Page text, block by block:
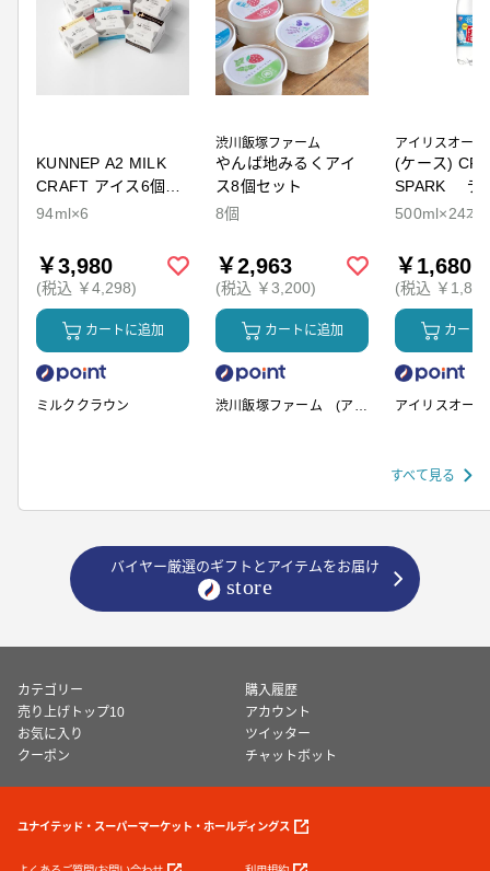
KUNNEP A2 MILK
CRAFT アイス6個セ
ット
94ml×6
￥3,980
(税込 ￥4,298)
カートに追加
ミルククラウン
渋川飯塚ファーム
やんば地みるくアイ
ス8個セット
8個
￥2,963
(税込 ￥3,200)
カートに追加
渋川飯塚ファーム (アイ
アイリスオーヤ
(ケース)
SPARK ラ
500ml×24本
￥1,680
(税込 ￥
カート
アイリスオー
すべて見る
バイヤー厳選のギフトとアイテムをお届け
カテゴリー
購入履歴
売り上げトップ10
アカウント
お気に入り
ツイッター
クーポン
チャットボット
ユナイテッド・スーパーマーケット・ホールディングス